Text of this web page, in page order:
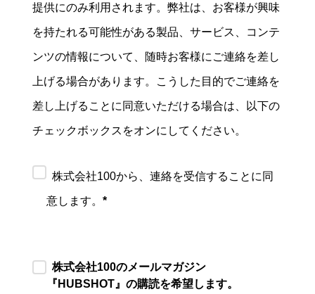
提供にのみ利用されます。弊社は、お客様が興味
を持たれる可能性がある製品、サービス、コンテ
ンツの情報について、随時お客様にご連絡を差し
上げる場合があります。こうした目的でご連絡を
差し上げることに同意いただける場合は、以下の
チェックボックスをオンにしてください。
株式会社100から、連絡を受信することに同
意します。*
株式会社100のメールマガジン
『HUBSHOT』の購読を希望します。